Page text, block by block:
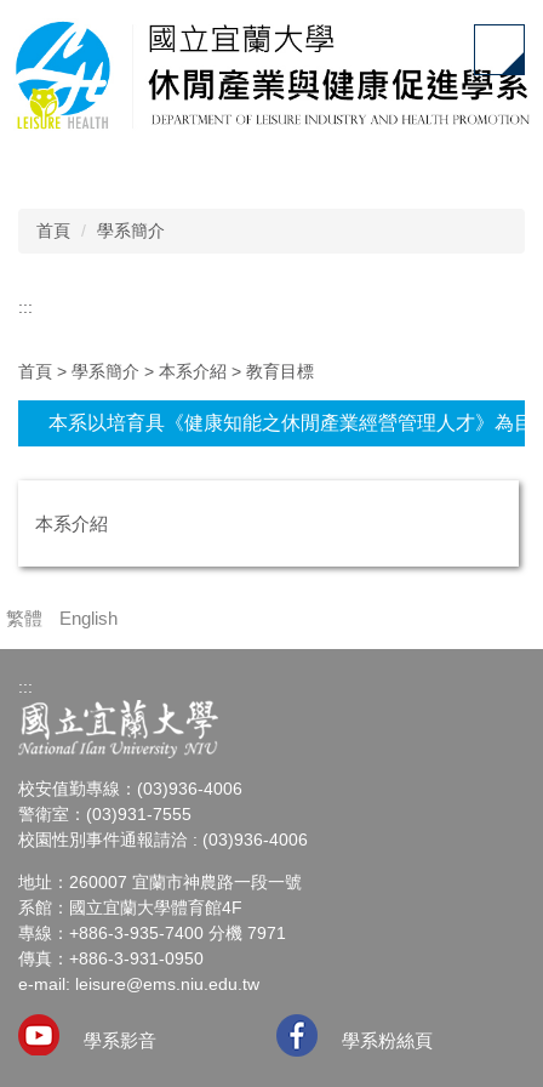
到
主
要
內
首頁 學系簡介
:::
首頁 > 學系簡介 > 本系介紹 > 教育目標
本系以培育具《健康知能之休閒產業經營管理人才》為目
本系介紹
繁體 English
:::
校安值勤專線：(03)936-4006
警衛室：(03)931-7555
校園性別事件通報請洽 : (03)936-4006
地址：260007 宜蘭市神農路一段一號
系館：國立宜蘭大學體育館4F
專線：+886-3-935-7400 分機 7971
傳真：+886-3-931-0950
e-mail: leisure@ems.niu.edu.tw
學系影音 學系粉絲頁